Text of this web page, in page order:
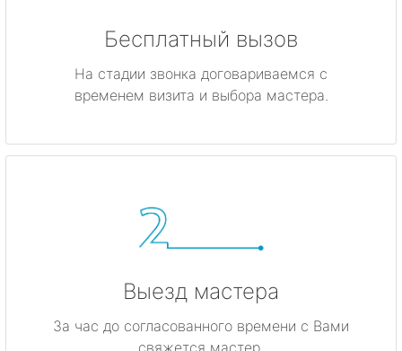
Бесплатный вызов
На стадии звонка договариваемся с
временем визита и выбора мастера.
Выезд мастера
За час до согласованного времени с Вами